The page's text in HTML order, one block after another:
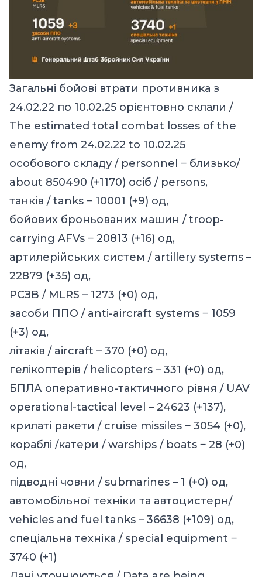
Загальні бойові втрати противника з
24.02.22 по 10.02.25 орієнтовно склали /
The estimated total combat losses of the
enemy from 24.02.22 to 10.02.25
особового складу / personnel ‒ близько/
about 850490 (+1170) осіб / persons,
танків / tanks ‒ 10001 (+9) од,
бойових броньованих машин / troop-
carrying AFVs ‒ 20813 (+16) од,
артилерійських систем / artillery systems –
22879 (+35) од,
РСЗВ / MLRS – 1273 (+0) од,
засоби ППО / anti-aircraft systems ‒ 1059
(+3) од,
літаків / aircraft – 370 (+0) од,
гелікоптерів / helicopters – 331 (+0) од,
БПЛА оперативно-тактичного рівня / UAV
operational-tactical level – 24623 (+137),
крилаті ракети / cruise missiles ‒ 3054 (+0),
кораблі /катери / warships / boats ‒ 28 (+0)
од,
підводні човни / submarines – 1 (+0) од,
автомобільної техніки та автоцистерн/
vehicles and fuel tanks – 36638 (+109) од,
спеціальна техніка / special equipment ‒
3740 (+1)